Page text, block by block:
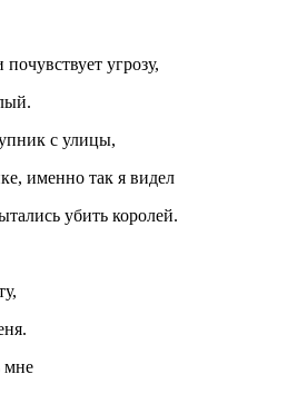
угрозу,
с улицы,
именно так я видел
убить королей.
мне